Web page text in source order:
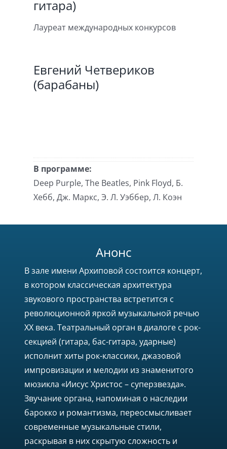
гитара)
Лауреат международных конкурсов
Евгений Четвериков
(барабаны)
В программе:
Deep Purple, The Beatles, Pink Floyd, Б.
Хебб, Дж. Маркс, Э. Л. Уэббер, Л. Коэн
Анонс
В зале имени Архиповой состоится концерт,
в котором классическая архитектура
звукового пространства встретится с
революционной яркой музыкальной речью
XX века. Театральный орган в диалоге с рок-
секцией (гитара, бас-гитара, ударные)
исполнит хиты рок-классики, джазовой
импровизации и мелодии из знаменитого
мюзикла «Иисус Христос – суперзвезда».
Звучание органа, напоминая о наследии
барокко и романтизма, переосмысливает
современные музыкальные стили,
раскрывая в них скрытую сложность и